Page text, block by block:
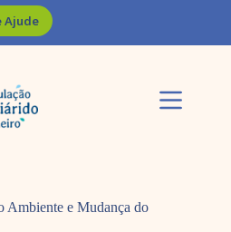
Ajude
Ambiente e Mudança do